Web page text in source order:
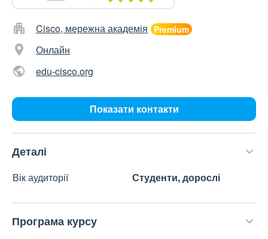
Cisco, мережна академія
Онлайн
edu-cisco.org
Показати контакти
Деталі
Вік аудиторії Студенти, дорослі
Програма курсу